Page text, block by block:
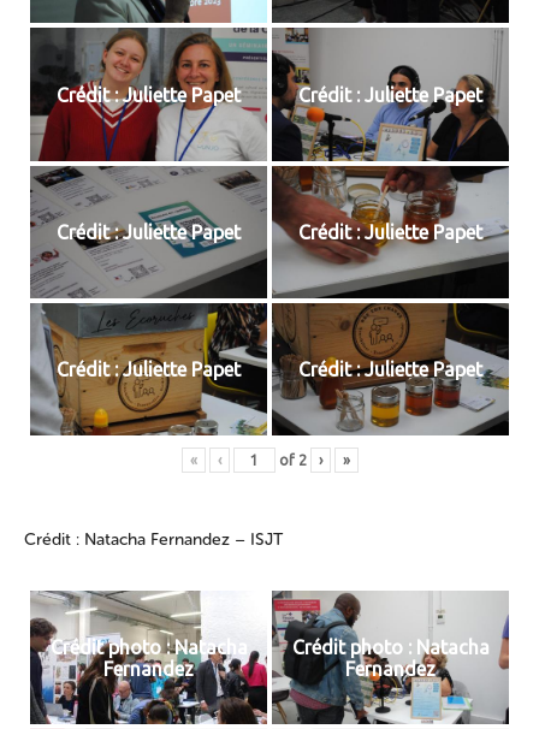
Crédit : Juliette Papet Crédit : Juliette Papet
Crédit : Juliette Papet Crédit : Juliette Papet
Crédit : Juliette Papet Crédit : Juliette Papet
« ‹ of 2 › »
Crédit : Natacha Fernandez – ISJT
Crédit photo : Natacha
Fernandez
Crédit photo : Natacha
Fernandez